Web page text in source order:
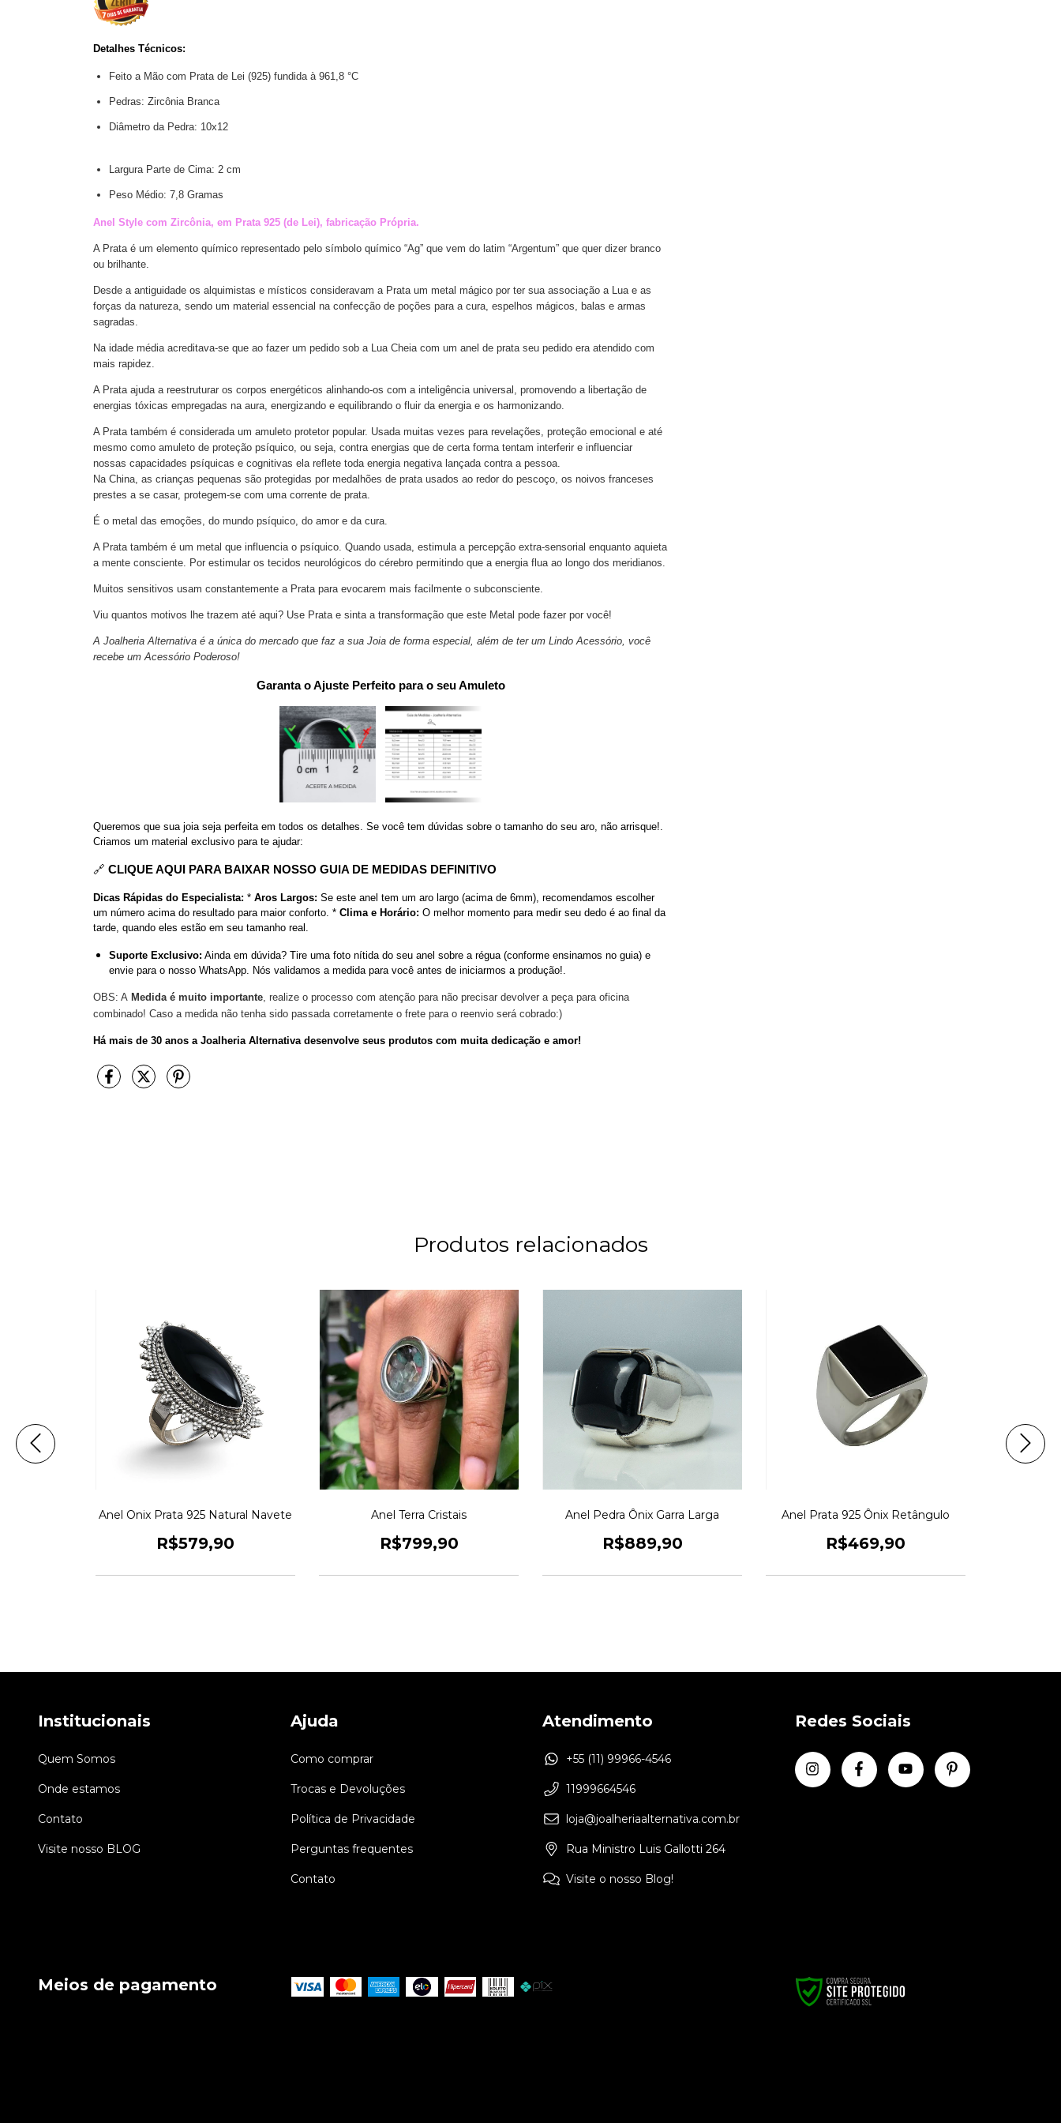
Detalhes Técnicos:
Feito a Mão com Prata de Lei (925) fundida à 961,8 °C
Pedras: Zircônia Branca
Diâmetro da Pedra: 10x12
Largura Parte de Cima: 2 cm
Peso Médio: 7,8 Gramas
Anel Style com Zircônia, em Prata 925 (de Lei), fabricação Própria.
A Prata é um elemento químico representado pelo símbolo químico “Ag” que vem do latim “Argentum” que quer dizer branco
ou brilhante.
Desde a antiguidade os alquimistas e místicos consideravam a Prata um metal mágico por ter sua associação a Lua e as
forças da natureza, sendo um material essencial na confecção de poções para a cura, espelhos mágicos, balas e armas
sagradas.
Na idade média acreditava-se que ao fazer um pedido sob a Lua Cheia com um anel de prata seu pedido era atendido com
mais rapidez.
A Prata ajuda a reestruturar os corpos energéticos alinhando-os com a inteligência universal, promovendo a libertação de
energias tóxicas empregadas na aura, energizando e equilibrando o fluir da energia e os harmonizando.
A Prata também é considerada um amuleto protetor popular. Usada muitas vezes para revelações, proteção emocional e até
mesmo como amuleto de proteção psíquico, ou seja, contra energias que de certa forma tentam interferir e influenciar
nossas capacidades psíquicas e cognitivas ela reflete toda energia negativa lançada contra a pessoa.
Na China, as crianças pequenas são protegidas por medalhões de prata usados ao redor do pescoço, os noivos franceses
prestes a se casar, protegem-se com uma corrente de prata.
É o metal das emoções, do mundo psíquico, do amor e da cura.
A Prata também é um metal que influencia o psíquico. Quando usada, estimula a percepção extra-sensorial enquanto aquieta
a mente consciente. Por estimular os tecidos neurológicos do cérebro permitindo que a energia flua ao longo dos meridianos.
Muitos sensitivos usam constantemente a Prata para evocarem mais facilmente o subconsciente.
Viu quantos motivos lhe trazem até aqui? Use Prata e sinta a transformação que este Metal pode fazer por você!
A Joalheria Alternativa é a única do mercado que faz a sua Joia de forma especial, além de ter um Lindo Acessório, você
recebe um Acessório Poderoso!
Garanta o Ajuste Perfeito para o seu Amuleto
Queremos que sua joia seja perfeita em todos os detalhes. Se você tem dúvidas sobre o tamanho do seu aro, não arrisque!.
Criamos um material exclusivo para te ajudar:
🔗 CLIQUE AQUI PARA BAIXAR NOSSO GUIA DE MEDIDAS DEFINITIVO
Dicas Rápidas do Especialista: * Aros Largos: Se este anel tem um aro largo (acima de 6mm), recomendamos escolher
um número acima do resultado para maior conforto. * Clima e Horário: O melhor momento para medir seu dedo é ao final da
tarde, quando eles estão em seu tamanho real.
Suporte Exclusivo: Ainda em dúvida? Tire uma foto nítida do seu anel sobre a régua (conforme ensinamos no guia) e
envie para o nosso WhatsApp. Nós validamos a medida para você antes de iniciarmos a produção!.
OBS: A Medida é muito importante, realize o processo com atenção para não precisar devolver a peça para oficina
combinado! Caso a medida não tenha sido passada corretamente o frete para o reenvio será cobrado:)
Há mais de 30 anos a Joalheria Alternativa desenvolve seus produtos com muita dedicação e amor!
Produtos relacionados
Anel Onix Prata 925 Natural Navete
R$579,90
Anel Terra Cristais
R$799,90
Anel Pedra Ônix Garra Larga
R$889,90
Anel Prata 925 Ônix Retângulo
R$469,90
Institucionais
Quem Somos
Onde estamos
Contato
Visite nosso BLOG
Ajuda
Como comprar
Trocas e Devoluções
Política de Privacidade
Perguntas frequentes
Contato
Atendimento
+55 (11) 99966-4546
11999664546
loja@joalheriaalternativa.com.br
Rua Ministro Luis Gallotti 264
Visite o nosso Blog!
Redes Sociais
Meios de pagamento